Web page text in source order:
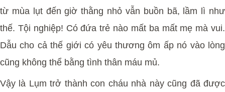
từ mùa lụt đến giờ thằng nhỏ vẫn buồn bã, lầm lì như
thế. Tội nghiệp! Có đứa trẻ nào mất ba mất mẹ mà vui.
Dẫu cho cả thế giới có yêu thương ôm ấp nó vào lòng
cũng không thể bằng tình thân máu mủ.
Vậy là Lụm trở thành con cháu nhà này cũng đã được